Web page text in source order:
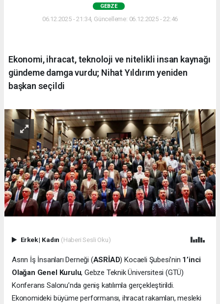
GEBZE
06.12.2025 - 21:34, Güncelleme: 06.12.2025 - 22:46
Ekonomi, ihracat, teknoloji ve nitelikli insan kaynağı
gündeme damga vurdu; Nihat Yıldırım yeniden
başkan seçildi
Erkek| Kadın (Haberi Sesli Oku)
Asrın İş İnsanları Derneği (ASRİAD) Kocaeli Şubesi’nin 1’inci
Olağan Genel Kurulu, Gebze Teknik Üniversitesi (GTÜ)
Konferans Salonu’nda geniş katılımla gerçekleştirildi.
Ekonomideki büyüme performansı, ihracat rakamları, mesleki